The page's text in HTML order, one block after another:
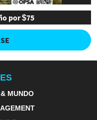
por $75
MUNDO